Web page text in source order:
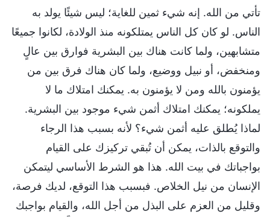
تأتي من الله. إنه شيء ثمين للغاية؛ ليس شيئًا يولد به
الناس. لو كان كل الناس يمتلكونه منذ الولادة، لكانوا جميعًا
متشابهين، ولما كانت هناك بين البشرية فوارق بين عالٍ
ومنخفض، أو نبيل ووضيع، ولما كان هناك فرق بين من
يؤمنون بالله ومن لا يؤمنون به. يمكنك امتلاك ما لا
يملكونه؛ يمكنك امتلاك أثمن شيء موجود بين البشرية.
لماذا يُطلق عليه أثمن شيء؟ لأنه بسبب هذا الرجاء
والتوقع بالذات، يمكن أن تُبقي تركيزك على القيام
بواجباتك في بيت الله. هذا هو الشرط الأساسي ليتمكن
الإنسان من نيل الخلاص. فبسبب هذا التوقع، لديك فرصة،
وقليل من العزم على البذل من أجل الله، والقيام بواجبك